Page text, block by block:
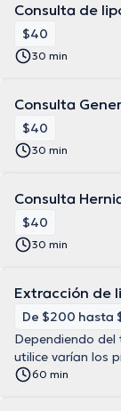
Consulta de
$40
30 min
Consulta
$40
30 min
Consulta
$40
30 min
Extracción de
De $200 hasta
Dependiendo
utilice varían los
60 min